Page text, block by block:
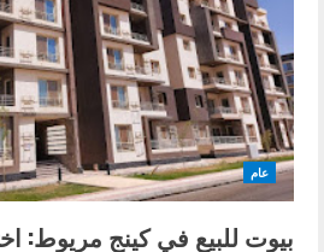
عام
بيوت للبيع في كينج مريوط: